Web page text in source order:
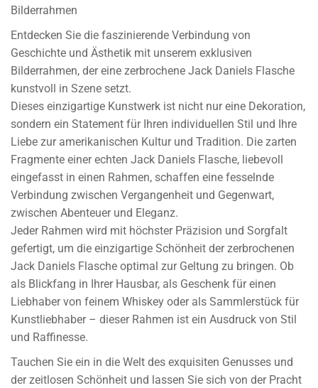
Bilderrahmen
Entdecken Sie die faszinierende Verbindung von
Geschichte und Ästhetik mit unserem exklusiven
Bilderrahmen, der eine zerbrochene Jack Daniels Flasche
kunstvoll in Szene setzt.
Dieses einzigartige Kunstwerk ist nicht nur eine Dekoration,
sondern ein Statement für Ihren individuellen Stil und Ihre
Liebe zur amerikanischen Kultur und Tradition. Die zarten
Fragmente einer echten Jack Daniels Flasche, liebevoll
eingefasst in einen Rahmen, schaffen eine fesselnde
Verbindung zwischen Vergangenheit und Gegenwart,
zwischen Abenteuer und Eleganz.
Jeder Rahmen wird mit höchster Präzision und Sorgfalt
gefertigt, um die einzigartige Schönheit der zerbrochenen
Jack Daniels Flasche optimal zur Geltung zu bringen. Ob
als Blickfang in Ihrer Hausbar, als Geschenk für einen
Liebhaber von feinem Whiskey oder als Sammlerstück für
Kunstliebhaber – dieser Rahmen ist ein Ausdruck von Stil
und Raffinesse.
Tauchen Sie ein in die Welt des exquisiten Genusses und
der zeitlosen Schönheit und lassen Sie sich von der Pracht